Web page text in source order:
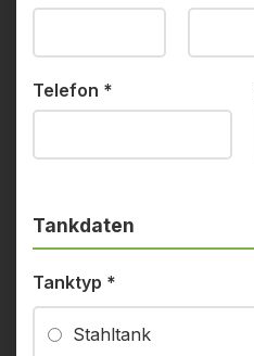
Telefon *
Tankdaten
Tanktyp *
Stahltank